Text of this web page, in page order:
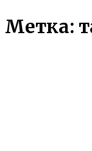
Метка: